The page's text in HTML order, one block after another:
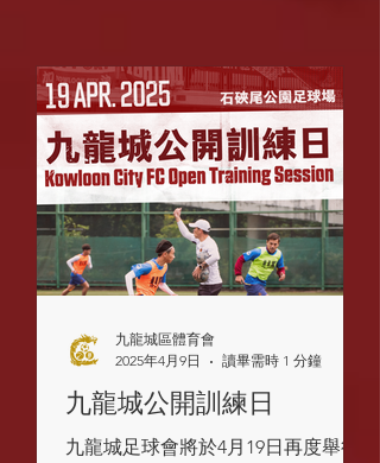
九龍城公開訓練日
九龍城足球會將於4月19日再度舉行
九龍城區體育會
2025年4月9日
讀畢需時 1 分鐘